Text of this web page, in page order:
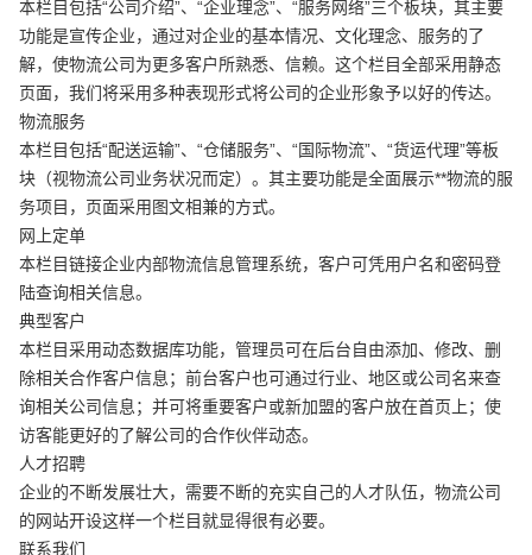
本栏目包括“公司介绍”、“企业理念”、“服务网络”三个板块，其主要
功能是宣传企业，通过对企业的基本情况、文化理念、服务的了
解，使物流公司为更多客户所熟悉、信赖。这个栏目全部采用静态
页面，我们将采用多种表现形式将公司的企业形象予以好的传达。
物流服务
本栏目包括“配送运输”、“仓储服务”、“国际物流”、“货运代理”等板
块（视物流公司业务状况而定）。其主要功能是全面展示**物流的服
务项目，页面采用图文相兼的方式。
网上定单
本栏目链接企业内部物流信息管理系统，客户可凭用户名和密码登
陆查询相关信息。
典型客户
本栏目采用动态数据库功能，管理员可在后台自由添加、修改、删
除相关合作客户信息；前台客户也可通过行业、地区或公司名来查
询相关公司信息；并可将重要客户或新加盟的客户放在首页上；使
访客能更好的了解公司的合作伙伴动态。
人才招聘
企业的不断发展壮大，需要不断的充实自己的人才队伍，物流公司
的网站开设这样一个栏目就显得很有必要。
联系我们
创意品牌型网站 标准企业官网建设 外贸网
电商及系统平台开发 · 微信小程序开发 · 年度